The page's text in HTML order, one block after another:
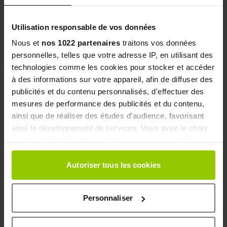
Utilisation responsable de vos données
Nous et nos 1022 partenaires traitons vos données
personnelles, telles que votre adresse IP, en utilisant des
technologies comme les cookies pour stocker et accéder
à des informations sur votre appareil, afin de diffuser des
publicités et du contenu personnalisés, d'effectuer des
mesures de performance des publicités et du contenu,
ainsi que de réaliser des études d’audience, favorisant
ainsi le développement de services. Vous avez le choix
Vous pouvez modifier ou retirer votre consentement à
tout moment en consultant la Déclaration relative aux
cookies ou en cliquant sur l'icône de confidentialité.
Si vous le permettez, nous aimerions également :
Collecter des informations sur votre localisation
Autoriser tous les cookies
Personnaliser
5 /5 Checked
Produit efficace
Avis du27/10/2025, suite à une expérience du26/09/2025par
Granions Omega 3 Cardio (SKU : RMD0000175)
5/5
Top
, suite à une expérience du
Richard O.sur le sitehttps://www.granions.fr/
Granions Omega 3 Cardio (SKU : RMD0000175)